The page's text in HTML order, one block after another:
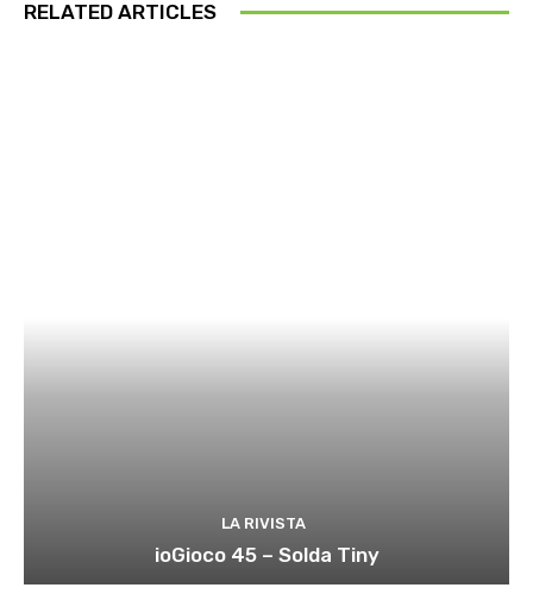
RELATED ARTICLES
LA RIVISTA
ioGioco 45 – Solda Tiny